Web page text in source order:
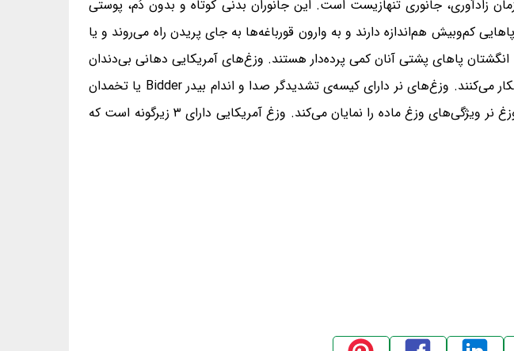
جانوری تنهازیست است. این جانوران بدنی کوتاه و بدون دُم، پوستی
کم‌وبیش هم‌اندازه دارند و به وارون قورباغه‌ها به جای پریدن راه می‌روند و یا
در دست‌ها و ۵ انگشت در پاهای‌شان دارند. انگشتان پاهای پشتی آنان کمی پرده‌دار هستند. وزغ‌های آمریکایی دهانی بی‌دندان
و زبانی دراز و چسبناک دارند. آنان زبان خود را به بیرون پرتاب می‌کنند و با آن حشرات را شکار می‌کنند. وزغ‌های نر دارای کیسه‌ی تشدیدگر صدا و اندام بیدر Bidder یا تخمدان
خاموش هستند. چنان‌چه بیضه‌های وزغ نر برداشته شوند، بیدر به تخمدان دگرگون شده و وزغ نر ویژگی‌های وزغ ماده را نمایان می‌کند. وزغ آمریکایی دارای ۳ زیرگونه است که